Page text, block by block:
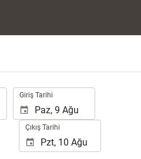
Giriş Tarihi
Çıkış Tarihi